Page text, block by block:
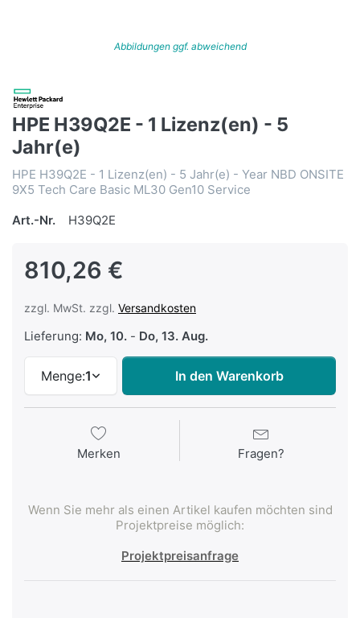
Abbildungen ggf. abweichend
HPE H39Q2E - 1 Lizenz(en) - 5
Jahr(e)
HPE H39Q2E - 1 Lizenz(en) - 5 Jahr(e) - Year NBD ONSITE
9X5 Tech Care Basic ML30 Gen10 Service
Art.-Nr.
H39Q2E
810,26 €
zzgl. MwSt. zzgl. Versandkosten
Lieferung: Mo, 10. - Do, 13. Aug.
Menge:1 In den Warenkorb
Merken Fragen?
Wenn Sie mehr als einen Artikel kaufen möchten sind
Projektpreise möglich:
Projektpreisanfrage